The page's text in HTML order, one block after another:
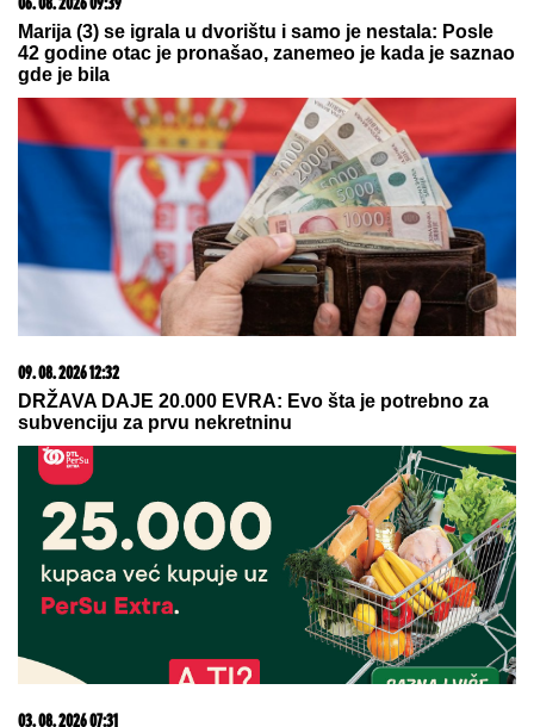
"KAD SAM SE OŽENIO IMAO SAM LJUBAVNICU,
IMAM JE I DANAS"Pevač oženio koleginicu pa
javno priznao da je vara na svakom koraku: "Skoro
svi na estradi imaju paralelne veze"
TEŽAK UDARAC ZA ZELENSKOG: U
Harkovskoj oblasti u avgustu
uništeno više od 100 „baba jaga“
SKANDAL NA BALKANU!Otkriveno
čiji je dron koji je pao u Bugarskoj –
Ambasador HITNO POZVAN NA
"Ovo je prevršilo svaku meru!": Turista zanemeo od
šoka - pogledajte šta se naplaćuje na jednoj
italijanskoj plaži